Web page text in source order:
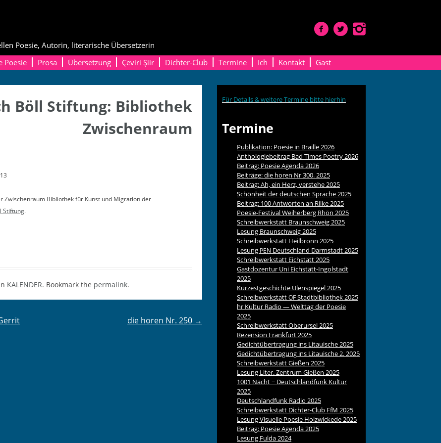
Poesie, Autorin, literarische Übersetzerin
Poesie Prosa Übersetzung Çeviri Şiir Dichter-Club Termine Ich Kontakt
Gast
Böll Stiftung: Bibliothek
Zwischenraum
Zwis­chen­raum Bib­lio­thek für Kun­st und Migra­tion der
Stiftung.
KALENDER. Bookmark the permalink.
die horen Nr. 250 →
Für Details & weitere Termine bitte hierhin
Termine
Publikation: Poesie in Braille 2026
Anthologiebeitrag Bad Times Poetry 2026
Beitrag: Poesie Agenda 2026
Beiträge: die horen Nr 300. 2025
Beitrag: Ah, ein Herz, verstehe 2025
Schönheit der deutschen Sprache 2025
Beitrag: 100 Antworten an Rilke 2025
Poesie-Festival Weiherberg Rhön 2025
Schreibwerkstatt Braunschweig 2025
Lesung Braunschweig 2025
Schreibwerkstatt Heilbronn 2025
Lesung PEN Deutschland Darmstadt 2025
Schreibwerkstatt Eichstätt 2025
Gastdozentur Uni Eichstätt-Ingolstadt
2025
Kürzestgeschichte Ulenspiegel 2025
SchreibwerkstattOFStadtbibliothek 2025
hr Kultur Radio — Welttag der Poesie
2025
Schreibwerkstatt Oberursel 2025
Rezension Frankfurt 2025
Gedichtübertragung ins Litauische 2025
Gedichtübertragung ins Litauische 2. 2025
Schreibwerkstatt Gießen 2025
Lesung Liter. Zentrum Gießen 2025
1001 Nacht ~ Deutschlandfunk Kultur
2025
Deutschlandfunk Radio 2025
Schreibwerkstatt Dichter-Club FfM 2025
Lesung Visuelle Poesie Holzwickede 2025
Beitrag: Poesie Agenda 2025
Lesung Fulda 2024